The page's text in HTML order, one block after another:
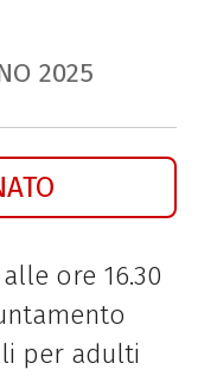
2025
alle ore 16.30
per adulti